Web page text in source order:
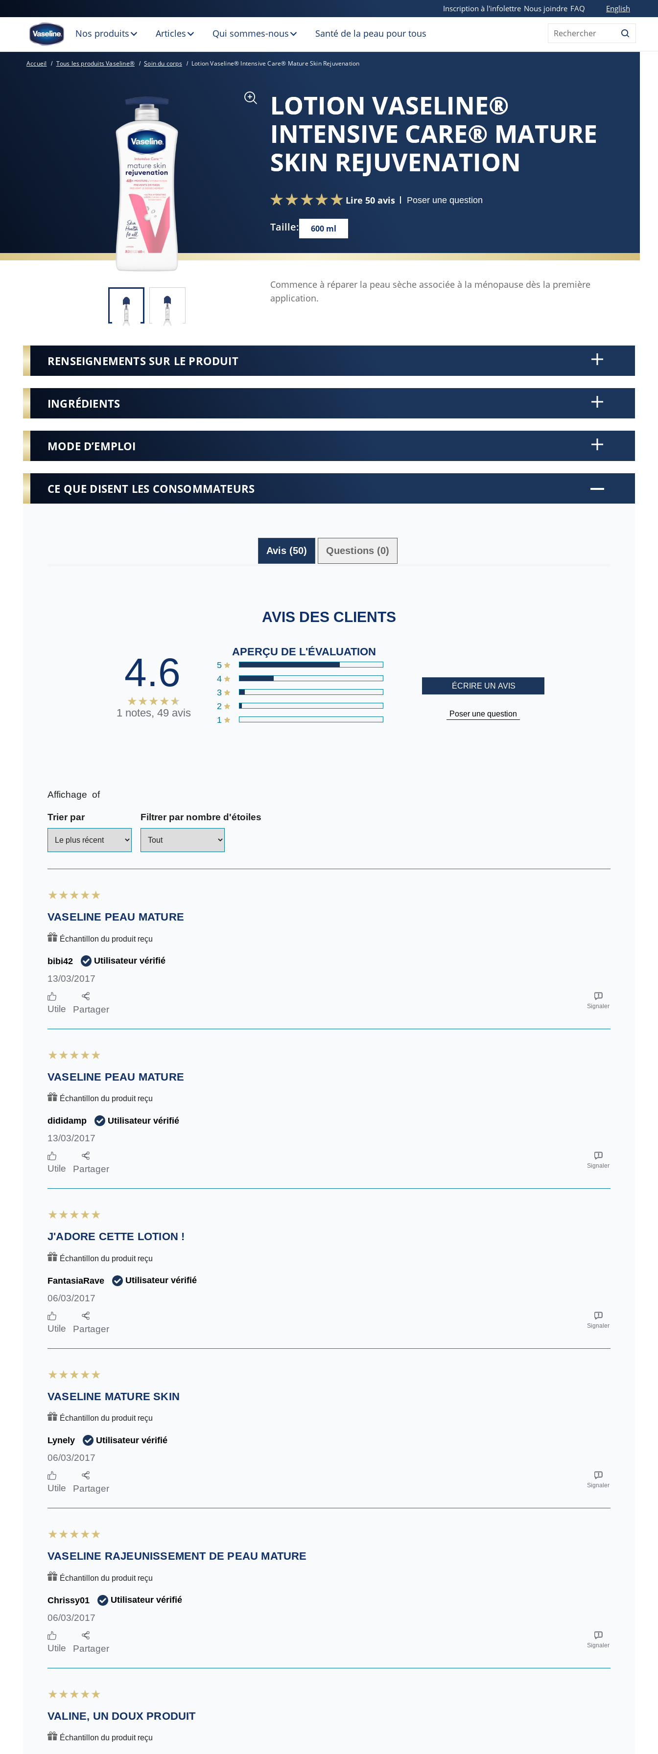
Inscription à l'infolettre Nous joindre FAQ English
Nos produits Articles Qui sommes-nous Santé de la peau pour tous Rechercher
Accueil Tous les produits Vaseline® Soin du corps Lotion Vaseline® Intensive Care® Mature Skin Rejuvenation
LOTION VASELINE®
INTENSIVE CARE® MATURE
SKIN REJUVENATION
Lire 50 avis Poser une question
Taille: 600 ml
Commence à réparer la peau sèche associée à la ménopause dès la première
application.
RENSEIGNEMENTS SUR LE PRODUIT
INGRÉDIENTS
MODE D’EMPLOI
CE QUE DISENT LES CONSOMMATEURS
Avis (50) Questions (0)
AVIS DES CLIENTS
4.6
1 notes, 49 avis
APERÇU DE L'ÉVALUATION
5
4
3
2
1
ÉCRIRE UN AVIS
Poser une question
Affichage of
Trier par Filtrer par nombre d'étoiles
VASELINE PEAU MATURE
Échantillon du produit reçu
bibi42 Utilisateur vérifié
13/03/2017
Utile Partager Signaler
VASELINE PEAU MATURE
Échantillon du produit reçu
dididamp Utilisateur vérifié
13/03/2017
Utile Partager Signaler
J'ADORE CETTE LOTION !
Échantillon du produit reçu
FantasiaRave Utilisateur vérifié
06/03/2017
Utile Partager Signaler
VASELINE MATURE SKIN
Échantillon du produit reçu
Lynely Utilisateur vérifié
06/03/2017
Utile Partager Signaler
VASELINE RAJEUNISSEMENT DE PEAU MATURE
Échantillon du produit reçu
Chrissy01 Utilisateur vérifié
06/03/2017
Utile Partager Signaler
VALINE, UN DOUX PRODUIT
Échantillon du produit reçu